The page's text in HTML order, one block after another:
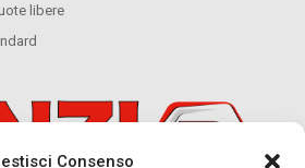
Consenso
libere